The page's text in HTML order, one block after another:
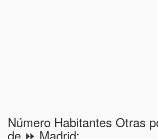
Número Habitantes Otras
de ⏩ Madrid: